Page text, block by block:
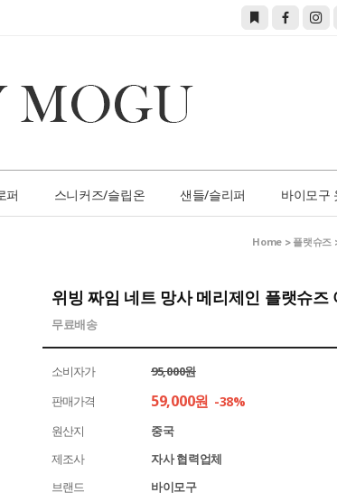
퍼 스니커즈/슬립온 샌들/슬리퍼 바이모구
Home > 플랫슈즈
위빙 짜임 네트 망사 메리제인 플랫슈즈
무료배송
소비자가
95,000원
판매가격
59,000원 -38%
원산지
중국
제조사
자사 협력업체
브랜드
바이모구